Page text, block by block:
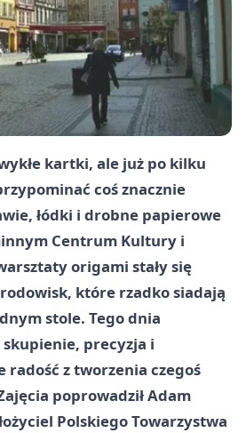
kartki, ale już po kilku
coś znacznie
łódki i drobne papierowe
Centrum Kultury i
origami stały się
które rzadko siadają
stole. Tego dnia
skupienie, precyzja i
radość z tworzenia czegoś
poprowadził Adam
Polskiego Towarzystwa